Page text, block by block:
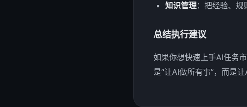
知识管理：把经验、
总结执行建议
如果你想快速上手AI任务
是“让AI做所有事”，而是